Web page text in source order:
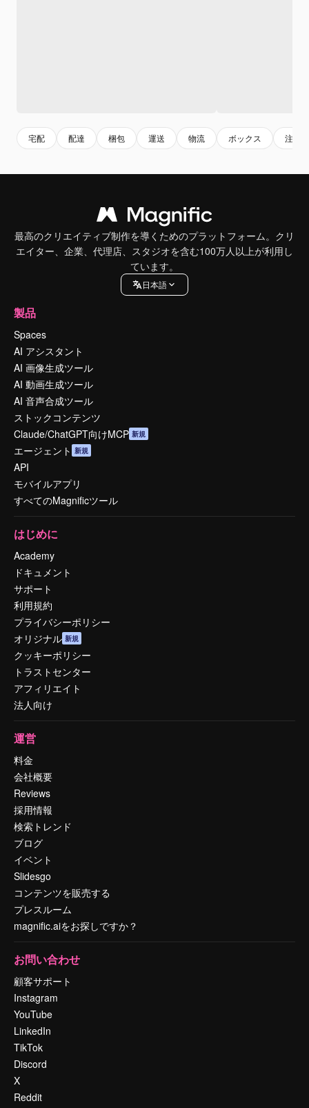
宅配 配達 梱包 運送 物流 ボックス 注文
最高のクリエイティブ制作を導くためのプラットフォーム。クリ
エイター、企業、代理店、スタジオを含む100万人以上が利用し
ています。
日本語
製品
Spaces
AI アシスタント
AI 画像生成ツール
AI 動画生成ツール
AI 音声合成ツール
ストックコンテンツ
Claude/ChatGPT向けMCP 新規
エージェント 新規
API
モバイルアプリ
すべてのMagnificツール
はじめに
Academy
ドキュメント
サポート
利用規約
プライバシーポリシー
オリジナル 新規
クッキーポリシー
トラストセンター
アフィリエイト
法人向け
運営
料金
会社概要
Reviews
採用情報
検索トレンド
ブログ
イベント
Slidesgo
コンテンツを販売する
プレスルーム
magnific.aiをお探しですか？
お問い合わせ
顧客サポート
Instagram
YouTube
LinkedIn
TikTok
Discord
X
Reddit